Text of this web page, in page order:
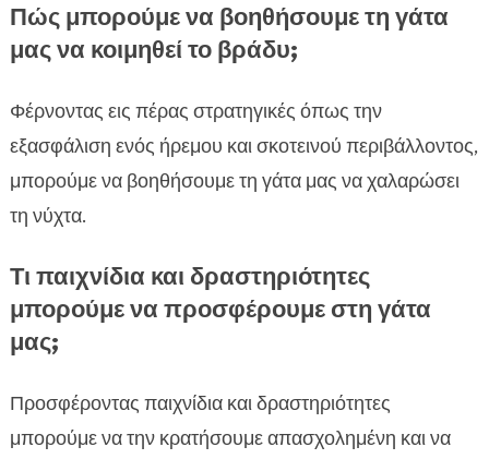
Πώς μπορούμε να βοηθήσουμε τη γάτα
μας να κοιμηθεί το βράδυ;
Φέρνοντας εις πέρας στρατηγικές όπως την
εξασφάλιση ενός ήρεμου και σκοτεινού περιβάλλοντος,
μπορούμε να βοηθήσουμε τη γάτα μας να χαλαρώσει
τη νύχτα.
Τι παιχνίδια και δραστηριότητες
μπορούμε να προσφέρουμε στη γάτα
μας;
Προσφέροντας παιχνίδια και δραστηριότητες
μπορούμε να την κρατήσουμε απασχολημένη και να